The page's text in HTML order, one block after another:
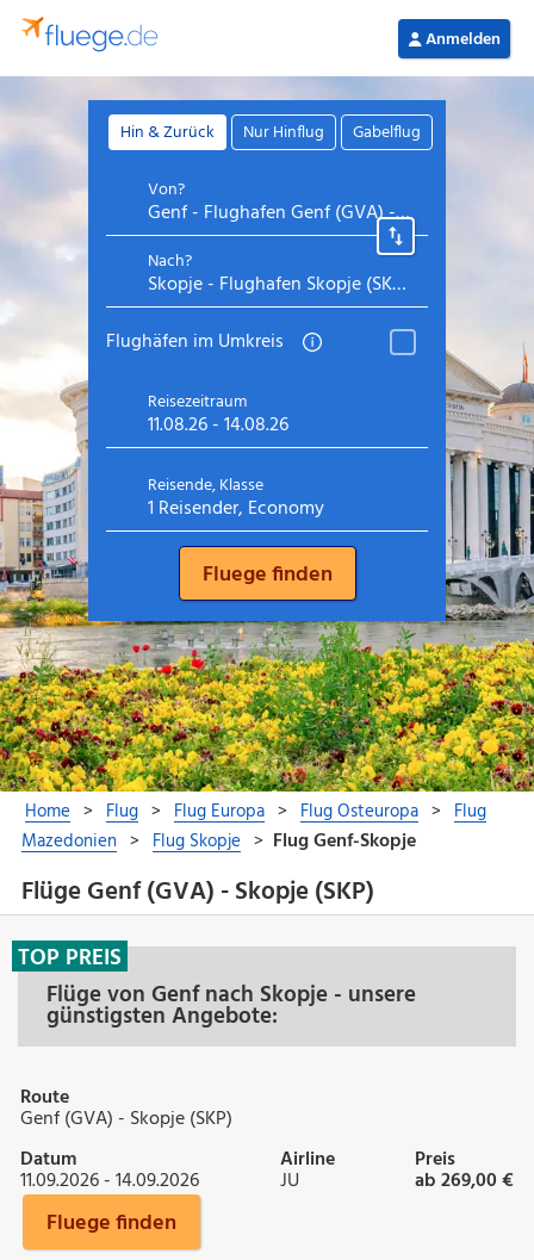
Flüge Genf (GVA) - Skopje (SKP)
Flüge von Genf nach Skopje - unsere
günstigsten Angebote:
TOP PREIS
Route
Genf (GVA) - Skopje (SKP)
Datum
11.09.2026 - 14.09.2026
Airline
JU
Preis
ab 269,00 €
Fluege finden